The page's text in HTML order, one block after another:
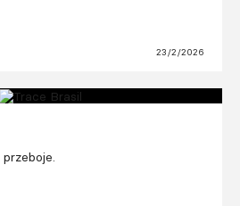
23/2/2026